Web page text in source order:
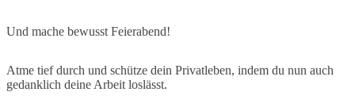
Und mache bewusst Feierabend!
Atme tief durch und schütze dein Privatleben, indem du nun auch
gedanklich deine Arbeit loslässt.